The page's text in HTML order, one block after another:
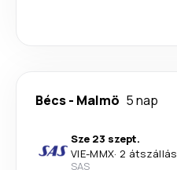
Bécs- Malmö 5 nap
Sze 23 szept.
VIE-MMX· 2 átszállás
SAS